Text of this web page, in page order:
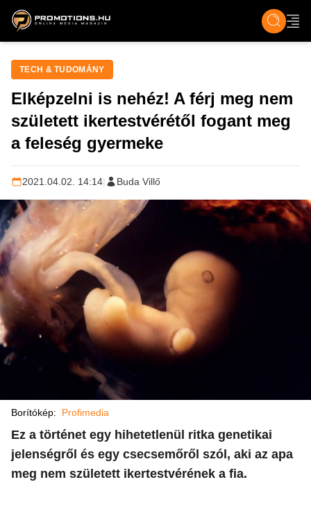
ZENE, FILM & KULT ÉLET TECH &
TECH & TUDOMÁNY
Elképzelni is nehéz! A férj meg nem
született ikertestvérétől fogant meg
a feleség gyermeke
2021.04.02. 14:14| Buda Villő
Borítókép: Profimedia
Ez a történet egy hihetetlenül ritka genetikai
jelenségről és egy csecsemőről szól, aki az apa
meg nem született ikertestvérének a fia.